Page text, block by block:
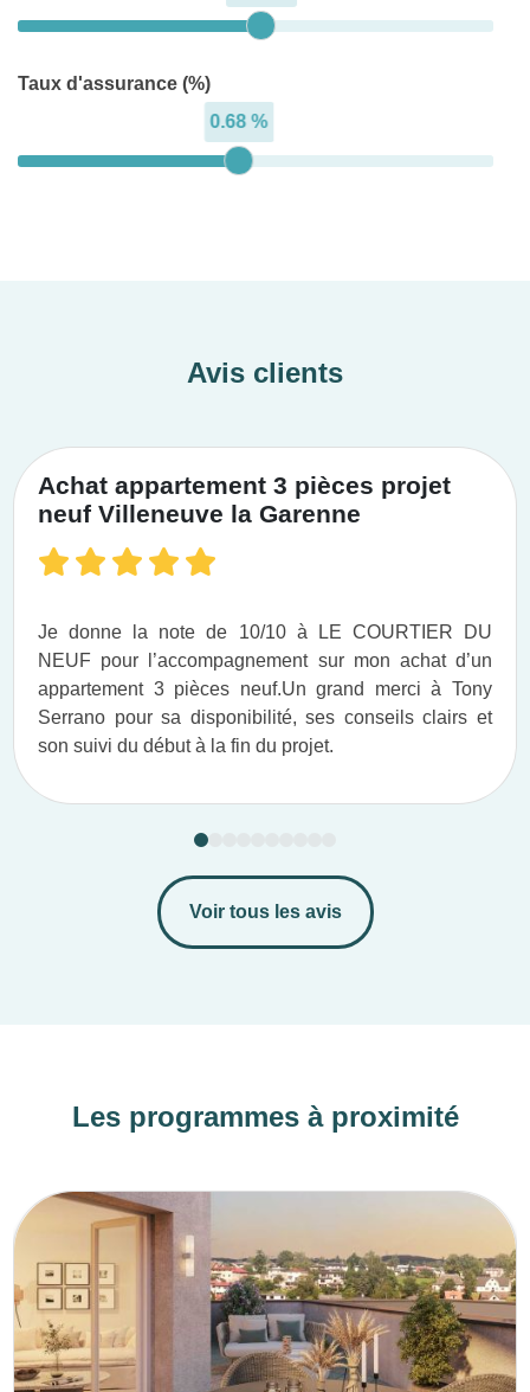
Taux d'assurance (%)
0.68 %
Avis clients
Achat appartement 3 pièces projet
neuf Villeneuve la Garenne
Je donne la note de 10/10 à LE COURTIER DU
NEUF pour l’accompagnement sur mon achat d’un
appartement 3 pièces neuf.​ Un grand merci à Tony
Serrano pour sa disponibilité, ses conseils clairs et
son suivi du début à la fin du projet.​
Voir tous les avis
Les programmes à proximité